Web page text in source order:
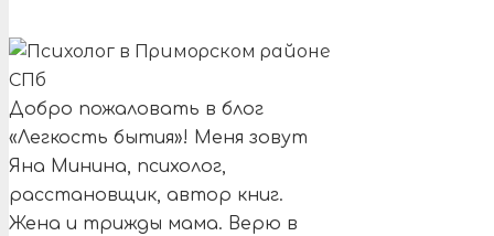
Добро пожаловать в блог
«Легкость бытия»! Меня зовут
Яна Минина, психолог,
расстановщик, автор книг.
Жена и трижды мама. Верю в